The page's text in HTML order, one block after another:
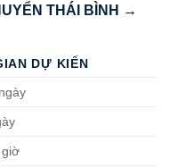
THÁI BÌNH →
DỰ KIẾN